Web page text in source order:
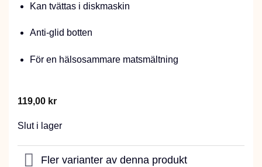
Kan tvättas i diskmaskin
Anti-glid botten
För en hälsosammare matsmältning
119,00 kr
Slut i lager
Fler varianter av denna produkt